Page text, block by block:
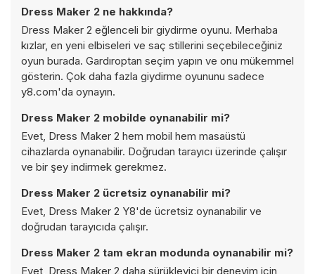
Dress Maker 2 ne hakkında?
Dress Maker 2 eğlenceli bir giydirme oyunu. Merhaba
kızlar, en yeni elbiseleri ve saç stillerini seçebileceğiniz
oyun burada. Gardıroptan seçim yapın ve onu mükemmel
gösterin. Çok daha fazla giydirme oyununu sadece
y8.com'da oynayın.
Dress Maker 2 mobilde oynanabilir mi?
Evet, Dress Maker 2 hem mobil hem masaüstü
cihazlarda oynanabilir. Doğrudan tarayıcı üzerinde çalışır
ve bir şey indirmek gerekmez.
Dress Maker 2 ücretsiz oynanabilir mi?
Evet, Dress Maker 2 Y8'de ücretsiz oynanabilir ve
doğrudan tarayıcıda çalışır.
Dress Maker 2 tam ekran modunda oynanabilir mi?
Evet, Dress Maker 2 daha sürükleyici bir deneyim için